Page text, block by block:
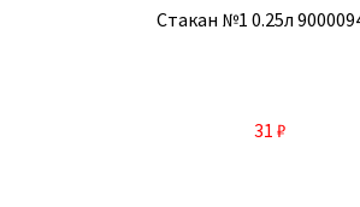
Стакан №1 0.25л
31 ₽